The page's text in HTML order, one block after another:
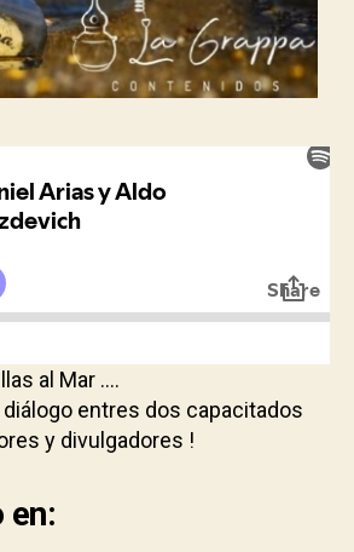
al Mar ….
entres dos capacitados
y divulgadores !
en: